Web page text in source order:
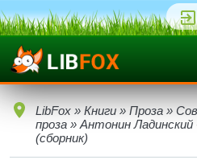
LibFox » Книги » Проза »
проза » Антонин
(сборник)